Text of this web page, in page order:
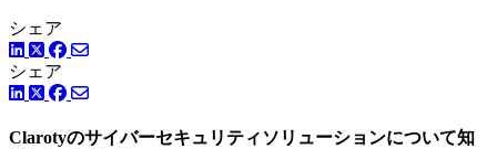
シェア
LinkedIn
ツイッター
Facebook
シェア
LinkedIn
ツイッター
Facebook
Clarotyのサイバーセキュリティソリューションについて知